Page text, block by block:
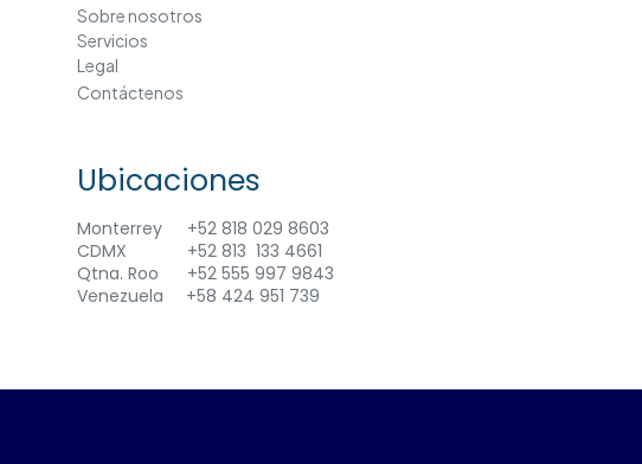
Sobre nosotros
Servicios
Legal
Contáctenos
Ubicaciones
Monterrey
+52 818 029 8603
CDMX
+52 813 133 4661
Qtna. Roo +52 555 997 9843
Venezuela
​+58 424 951 739